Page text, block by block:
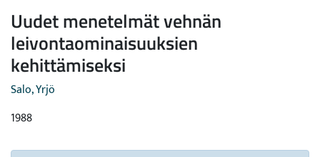
Uudet menetelmät vehnän
leivontaominaisuuksien
kehittämiseksi
Salo, Yrjö
1988